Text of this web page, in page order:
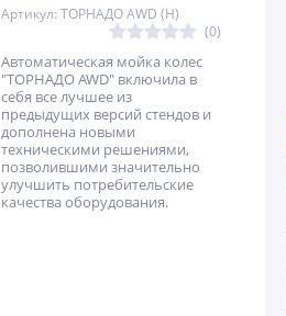
Артикул: ТОРНАДО AWD (H)
(0)
Автоматическая мойка колес
"ТОРНАДО AWD" включила в
себя все лучшее из
предыдущих версий стендов и
дополнена новыми
техническими решениями,
позволившими значительно
улучшить потребительские
качества оборудования.